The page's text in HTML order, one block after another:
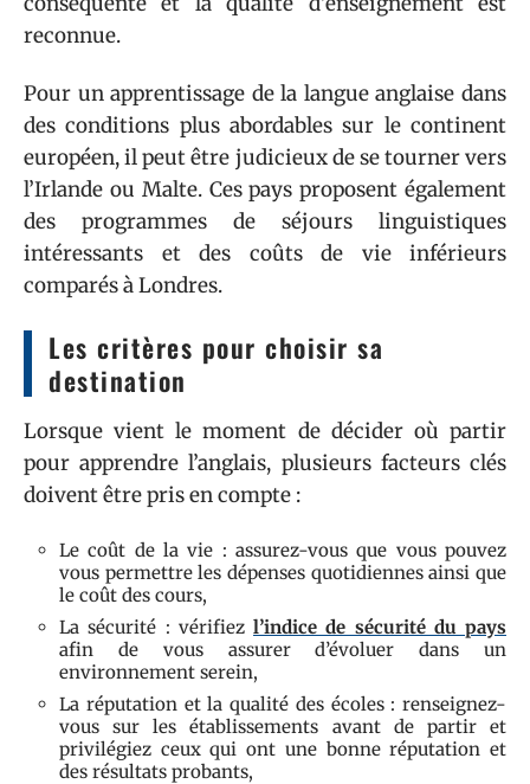
reconnue.
Pour un apprentissage de la langue anglaise dans
des conditions plus abordables sur le continent
européen, il peut être judicieux de se tourner vers
l’Irlande ou Malte. Ces pays proposent également
des programmes de séjours linguistiques
intéressants et des coûts de vie inférieurs
comparés à Londres.
Les critères pour choisir sa
destination
Lorsque vient le moment de décider où partir
pour apprendre l’anglais, plusieurs facteurs clés
doivent être pris en compte :
Le coût de la vie : assurez-vous que vous pouvez
vous permettre les dépenses quotidiennes ainsi que
le coût des cours,
La sécurité : vérifiez l’indice de sécurité du pays
afin de vous assurer d’évoluer dans un
environnement serein,
La réputation et la qualité des écoles : renseignez-
vous sur les établissements avant de partir et
privilégiez ceux qui ont une bonne réputation et
des résultats probants,